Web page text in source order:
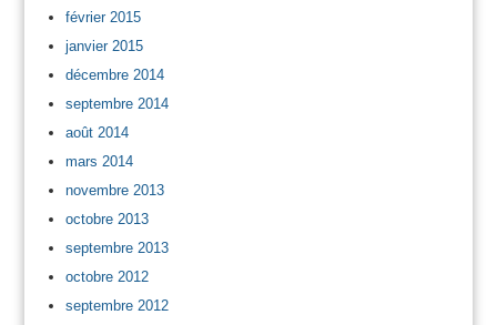
février 2015
janvier 2015
décembre 2014
septembre 2014
août 2014
mars 2014
novembre 2013
octobre 2013
septembre 2013
octobre 2012
septembre 2012